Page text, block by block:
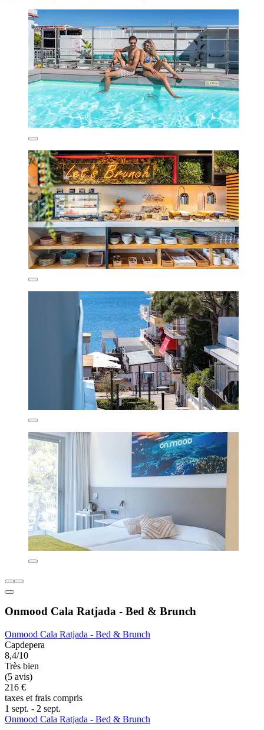
Onmood Cala Ratjada - Bed & Brunch
Onmood Cala Ratjada - Bed & Brunch
Capdepera
8,4/10
Très bien
(5 avis)
216 €
taxes et frais compris
1 sept. - 2 sept.
Onmood Cala Ratjada - Bed & Brunch